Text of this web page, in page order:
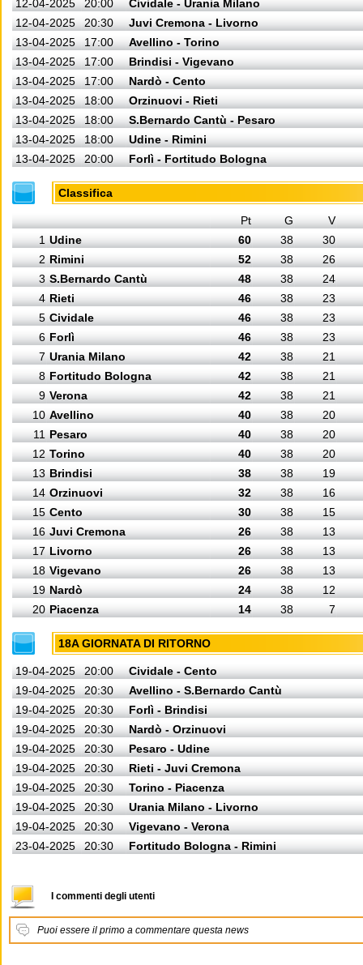
12-04-2025 20:00
Cividale - Urania Milano
12-04-2025
20:30
Juvi Cremona - Livorno
13-04-2025
17:00
Avellino - Torino
13-04-2025
17:00
Brindisi - Vigevano
13-04-2025
17:00
Nardò - Cento
13-04-2025
18:00
Orzinuovi - Rieti
13-04-2025
18:00
S.Bernardo Cantù - Pesaro
13-04-2025
18:00
Udine - Rimini
13-04-2025
20:00 Forlì - Fortitudo Bologna
Classifica
Pt G
V
1 Udine 60 38
30
2 Rimini 52 38
26
3 S.Bernardo Cantù 48 38
24
4 Rieti 46 38
23
5 Cividale 46 38
23
6 Forlì 46 38
23
7 Urania Milano 42 38
21
8 Fortitudo Bologna 42 38
21
9 Verona 42 38
21
10 Avellino 40 38
20
11 Pesaro 40 38
20
12 Torino 40 38
20
13 Brindisi 38 38
19
14 Orzinuovi 32 38
16
15 Cento 30 38
15
16 Juvi Cremona 26 38
13
17 Livorno 26 38
13
18 Vigevano 26 38
13
19 Nardò 24 38
12
20 Piacenza 14 38 7
18A GIORNATA DI RITORNO
19-04-2025 20:00
Cividale - Cento
19-04-2025
20:30
Avellino - S.Bernardo Cantù
19-04-2025
20:30
Forlì - Brindisi
19-04-2025
20:30
Nardò - Orzinuovi
19-04-2025
20:30
Pesaro - Udine
19-04-2025
20:30
Rieti - Juvi Cremona
19-04-2025
20:30
Torino - Piacenza
19-04-2025
20:30
Urania Milano - Livorno
19-04-2025
20:30
Vigevano - Verona
23-04-2025
20:30 Fortitudo Bologna - Rimini
I commenti degli utenti
Puoi essere il primo a commentare questa news